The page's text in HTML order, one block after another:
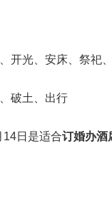
开光、安床、祭祀
破土、出行
日是适合订婚办酒